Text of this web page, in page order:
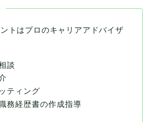
トはプロのキャリアアドバイザ
談
ティング
務経歴書の作成指導